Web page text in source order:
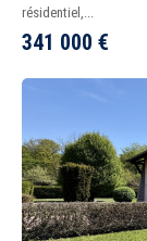
résidentiel,...
341 000 €